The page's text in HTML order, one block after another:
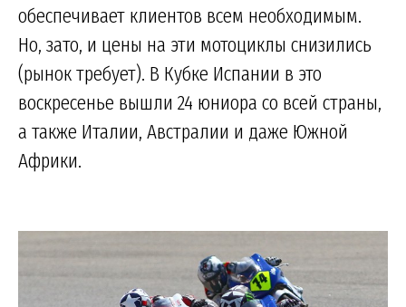
обеспечивает клиентов всем необходимым.
Но, зато, и цены на эти мотоциклы снизились
(рынок требует). В Кубке Испании в это
воскресенье вышли 24 юниора со всей страны,
а также Италии, Австралии и даже Южной
Африки.